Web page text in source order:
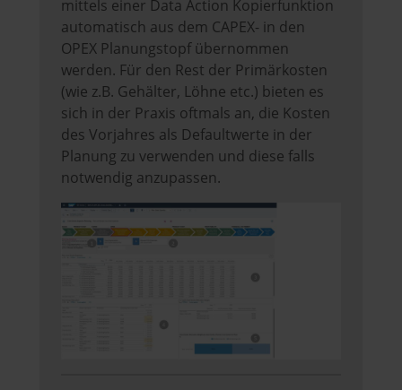
mittels einer Data Action Kopierfunktion
automatisch aus dem CAPEX- in den
OPEX Planungstopf übernommen
werden. Für den Rest der Primärkosten
(wie z.B. Gehälter, Löhne etc.) bieten es
sich in der Praxis oftmals an, die Kosten
des Vorjahres als Defaultwerte in der
Planung zu verwenden und diese falls
notwendig anzupassen.